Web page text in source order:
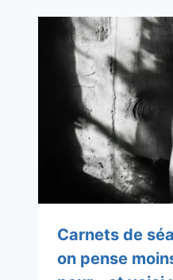
Carnets de
on pense